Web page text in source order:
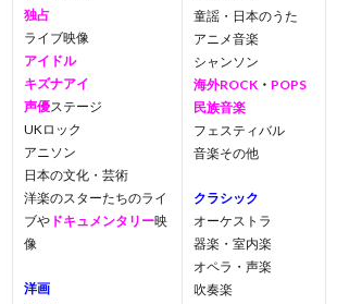
独占
ライブ映像
アイドル
キズナアイ
声優ステージ
UKロック
アニソン
日本の文化・芸術
洋楽のスターたちのライ
ブや ドキュメンタリー映
像
洋画
童謡・日本のうた
アニメ音楽
シャンソン
海外ROCK ・ POPS
民族音楽
フェスティバル
音楽その他
クラシック
オーケストラ
器楽・室内楽
オペラ・声楽
吹奏楽